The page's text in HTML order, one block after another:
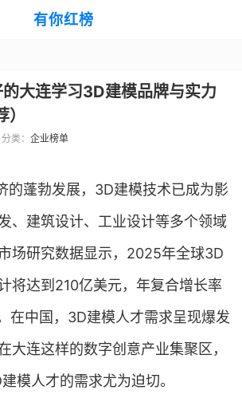
有你红榜
大连学习3D建模品牌与实力
分类： 企业榜单
的蓬勃发展，3D建模技术已成为影
、建筑设计、工业设计等多个领域
场研究数据显示，2025年全球3D
将达到210亿美元，年复合增长率
在中国，3D建模人才需求呈现爆发
大连这样的数字创意产业集聚区，
模人才的需求尤为迫切。